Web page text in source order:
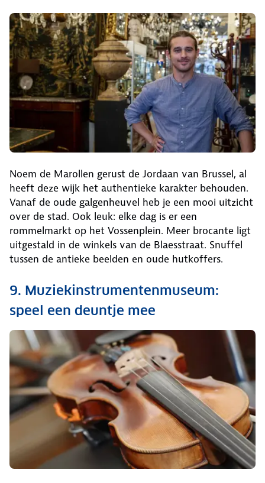
Noem de Marollen gerust de Jordaan van Brussel, al
heeft deze wijk het authentieke karakter behouden.
Vanaf de oude galgenheuvel heb je een mooi uitzicht
over de stad. Ook leuk: elke dag is er een
rommelmarkt op het Vossenplein. Meer brocante ligt
uitgestald in de winkels van de Blaesstraat. Snuffel
tussen de antieke beelden en oude hutkoffers.
9. Muziekinstrumentenmuseum:
speel een deuntje mee